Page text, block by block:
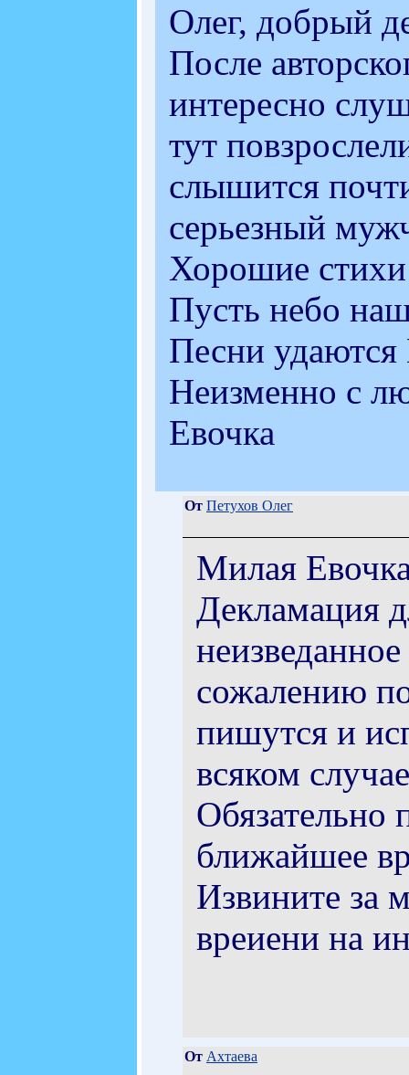
Олег, добрый
После
интересно
тут
слышится
серьезный
Хорошие
Пусть небо
Песни удаются
Неизменно с
Евочка
От Петухов Олег
Милая
Декламация
сожалению
пишутся и
всяком
ближайшее
Извините за
вреиени на
От Ахтаева